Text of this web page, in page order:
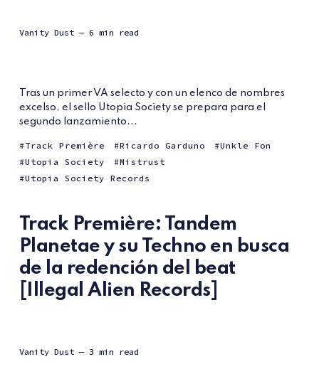
Vanity Dust — 6 min read
Tras un primer VA selecto y con un elenco de nombres
excelso, el sello Utopia Society se prepara para el
segundo lanzamiento...
Track Première Ricardo Garduno
Unkle Fon
Utopia Society
Mistrust
Utopia Society Records
Track Première: Tandem
Planetae y su Techno en busca
de la redención del beat
[Illegal Alien Records]
Vanity Dust — 3 min read